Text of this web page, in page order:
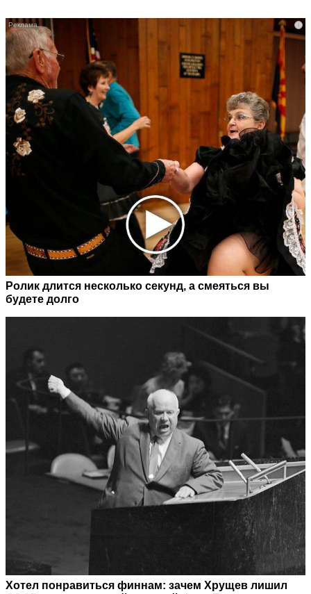
i
Ролик длится несколько секунд, а смеяться вы
будете долго
Хотел понравиться финнам: зачем Хрущев лишил